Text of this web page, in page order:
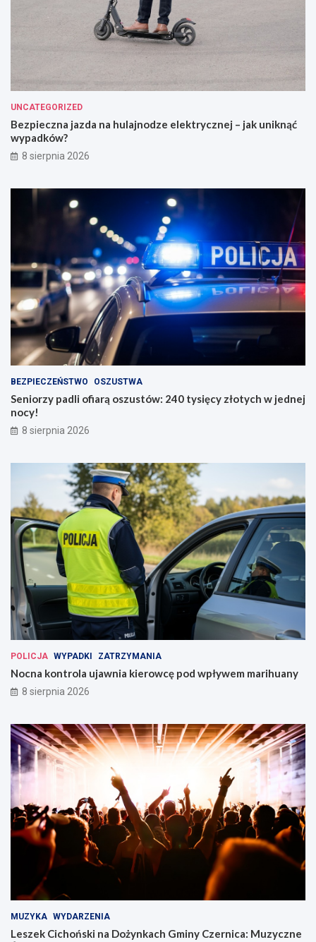
UNCATEGORIZED
Bezpieczna jazda na hulajnodze elektrycznej – jak uniknąć
wypadków?
8 sierpnia 2026
BEZPIECZEŃSTWO OSZUSTWA
Seniorzy padli ofiarą oszustów: 240 tysięcy złotych w jednej
nocy!
8 sierpnia 2026
POLICJA WYPADKI ZATRZYMANIA
Nocna kontrola ujawnia kierowcę pod wpływem marihuany
8 sierpnia 2026
MUZYKA WYDARZENIA
Leszek Cichoński na Dożynkach Gminy Czernica: Muzyczne